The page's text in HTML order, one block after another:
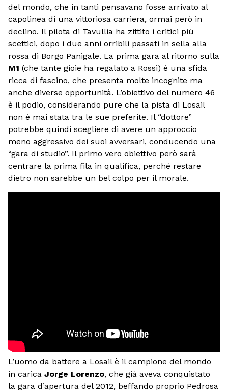
del mondo, che in tanti pensavano fosse arrivato al
capolinea di una vittoriosa carriera, ormai però in
declino. Il pilota di Tavullia ha zittito i critici più
scettici, dopo i due anni orribili passati in sella alla
rossa di Borgo Panigale. La prima gara al ritorno sulla
M1 (che tante gioie ha regalato a Rossi) è una sfida
ricca di fascino, che presenta molte incognite ma
anche diverse opportunità. L’obiettivo del numero 46
è il podio, considerando pure che la pista di Losail
non è mai stata tra le sue preferite. Il “dottore”
potrebbe quindi scegliere di avere un approccio
meno aggressivo dei suoi avversari, conducendo una
“gara di studio”. Il primo vero obiettivo però sarà
centrare la prima fila in qualifica, perché restare
dietro non sarebbe un bel colpo per il morale.
L’uomo da battere a Losail è il campione del mondo
in carica Jorge Lorenzo, che già aveva conquistato
la gara d’apertura del 2012, beffando proprio Pedrosa